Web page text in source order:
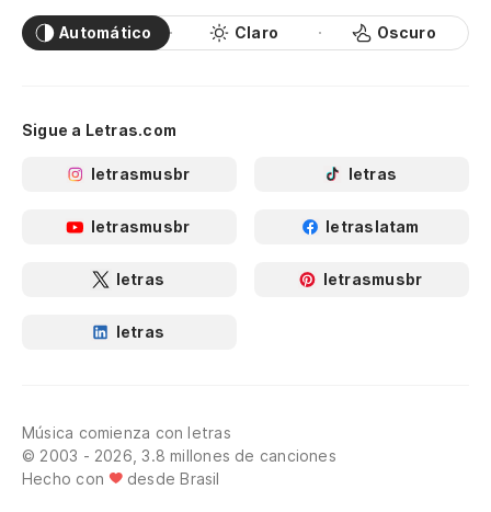
Automático Claro Oscuro
Sigue a Letras.com
letrasmusbr letras
letrasmusbr letraslatam
letras letrasmusbr
letras
Música comienza con letras
© 2003 - 2026, 3.8 millones de canciones
Hecho con
desde Brasil